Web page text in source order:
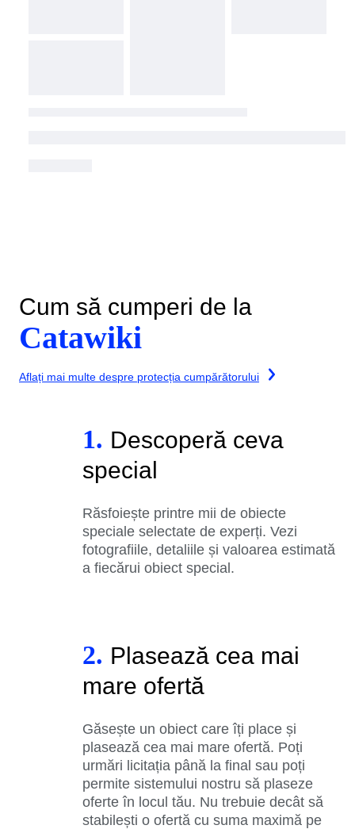
Cum să cumperi de la
Catawiki
Aflați mai multe despre protecția cumpărătorului
1. Descoperă ceva
special
Răsfoiește printre mii de obiecte
speciale selectate de experți. Vezi
fotografiile, detaliile și valoarea estimată
a fiecărui obiect special.
2. Plasează cea mai
mare ofertă
Găsește un obiect care îți place și
plasează cea mai mare ofertă. Poți
urmări licitația până la final sau poți
permite sistemului nostru să plaseze
oferte în locul tău. Nu trebuie decât să
stabilești o ofertă cu suma maximă pe